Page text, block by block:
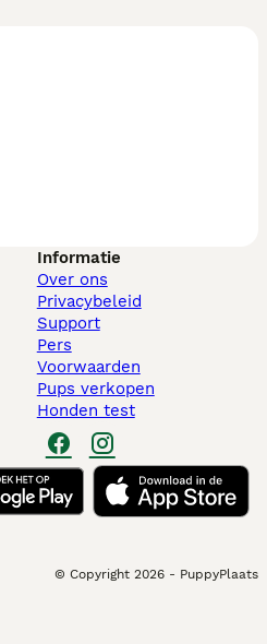
Informatie
Over ons
Privacybeleid
Support
Pers
Voorwaarden
Pups verkopen
Honden test
© Copyright 2026 - PuppyPlaats